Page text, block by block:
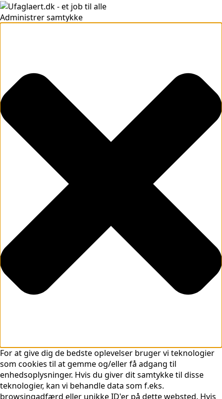
Administrer samtykke
For at give dig de bedste oplevelser bruger vi teknologier
som cookies til at gemme og/eller få adgang til
enhedsoplysninger. Hvis du giver dit samtykke til disse
teknologier, kan vi behandle data som f.eks.
browsingadfærd eller unikke ID'er på dette websted. Hvis